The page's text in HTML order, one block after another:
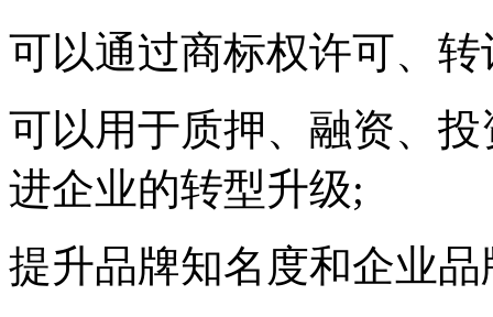
可以通过商标权许可、
可以用于质押、融资、
进企业的转型升级;
提升品牌知名度和企